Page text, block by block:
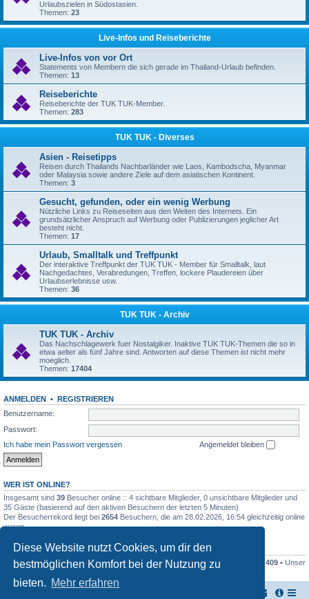
Diese Website nutzt Cookies, um dir den
bestmöglichen Komfort bei der Nutzung zu
bieten. Mehr erfahren
Urlaubszielen in Südostasien.
Themen: 23
Live-Infos und Reiseberichte
Live-Infos von vor Ort
Statements von Membern die sich gerade im Thailand-Urlaub befinden.
Themen: 13
Reiseberichte
Reiseberichte der TUK TUK-Member.
Themen: 283
TUK TUK - Diverses
Asien - Reisetipps
Reisen durch Thailands Nachbarländer wie Laos, Kambodscha, Myanmar
oder Malaysia sowie andere Ziele auf dem asiatischen Kontinent.
Themen: 3
Gesucht, gefunden, oder ein wenig Werbung
Nützliche Links zu Reiseseiten aus den Weiten des Internets. Ein
grundsätzlicher Anspruch auf Werbung oder Publizierungen jeglicher Art
besteht nicht.
Themen: 17
Urlaub, Smalltalk und Treffpunkt
Der interaktive Treffpunkt der TUK TUK - Member für Smalltalk, laut
Nachgedachtes, Verabredungen, Treffen, lockere Plaudereien über
Urlaubserlebnisse usw.
Themen: 36
TUK TUK - Archiv
TUK TUK - Archiv
Das Nachschlagewerk fuer Nostalgiker. Inaktive TUK TUK-Themen die so in
etwa aelter als fünf Jahre sind. Antworten auf diese Themen ist nicht mehr
moeglich.
Themen: 17404
ANMELDEN • REGISTRIEREN
Benutzername:
Passwort:
Ich habe mein Passwort vergessen
Angemeldet bleiben
WER IST ONLINE?
Insgesamt sind 39 Besucher online :: 4 sichtbare Mitglieder, 0 unsichtbare Mitglieder und
35 Gäste (basierend auf den aktiven Besuchern der letzten 5 Minuten)
Der Besucherrekord liegt bei 2654 Besuchern, die am 28.02.2026, 16:54 gleichzeitig online
waren.
STATISTIK
Beiträge insgesamt161446• Themen insgesamt17948• Mitglieder insgesamt 409 • Unser
neuestes Mitglied: